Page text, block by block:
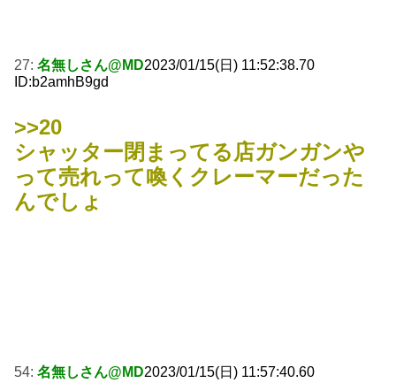
27: 名無しさん@MD2023/01/15(日) 11:52:38.70
ID:b2amhB9gd
>>20
シャッター閉まってる店ガンガンや
って売れって喚くクレーマーだった
んでしょ
54: 名無しさん@MD2023/01/15(日) 11:57:40.60